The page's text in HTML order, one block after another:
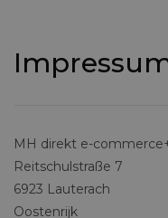
MH direkt e-
Reitschulstraße 7
6923 Lauterach
Oostenrijk